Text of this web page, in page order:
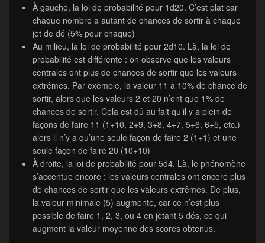
À gauche, la loi de probabilité pour 1d20. C’est plat car
chaque nombre a autant de chances de sortir à chaque
jet de dé (5% pour chaque)
Au milieu, la loi de probabilité pour 2d10. Là, la loi de
probabilité est différente : on observe que les valeurs
centrales ont plus de chances de sortir que les valeurs
extrêmes. Par exemple, la valeur 11 a 10% de chance de
sortir, alors que les valeurs 2 et 20 n’ont que 1% de
chances de sortir. Cela est dû au fait qu’il y a plein de
façons de faire 11 (1+10, 2+9, 3+8, 4+7, 5+6, 6+5, etc.)
alors il n’y a qu’une seule façon de faire 2 (1+1) et une
seule façon de faire 20 (10+10)
À droite, la loi de probabilité pour 5d4. Là, le phénomène
s’accentue encore : les valeurs centrales ont encore plus
de chances de sortir que les valeurs extrêmes. De plus,
la valeur minimale (5) augmente, car ce n’est plus
possible de faire 1, 2, 3, ou 4 en jetant 5 dés, ce qui
augment la valeur moyenne des scores obtenus.